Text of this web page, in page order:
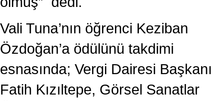
Vali Tuna’nın öğrenci Keziban
Özdoğan’a ödülünü takdimi
esnasında; Vergi Dairesi Başkanı
Fatih Kızıltepe, Görsel Sanatlar